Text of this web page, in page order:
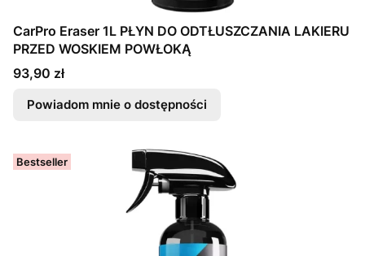
CarPro Eraser 1L PŁYN DO ODTŁUSZCZANIA LAKIERU
PRZED WOSKIEM POWŁOKĄ
Cena
93,90 zł
Powiadom mnie o dostępności
Bestseller